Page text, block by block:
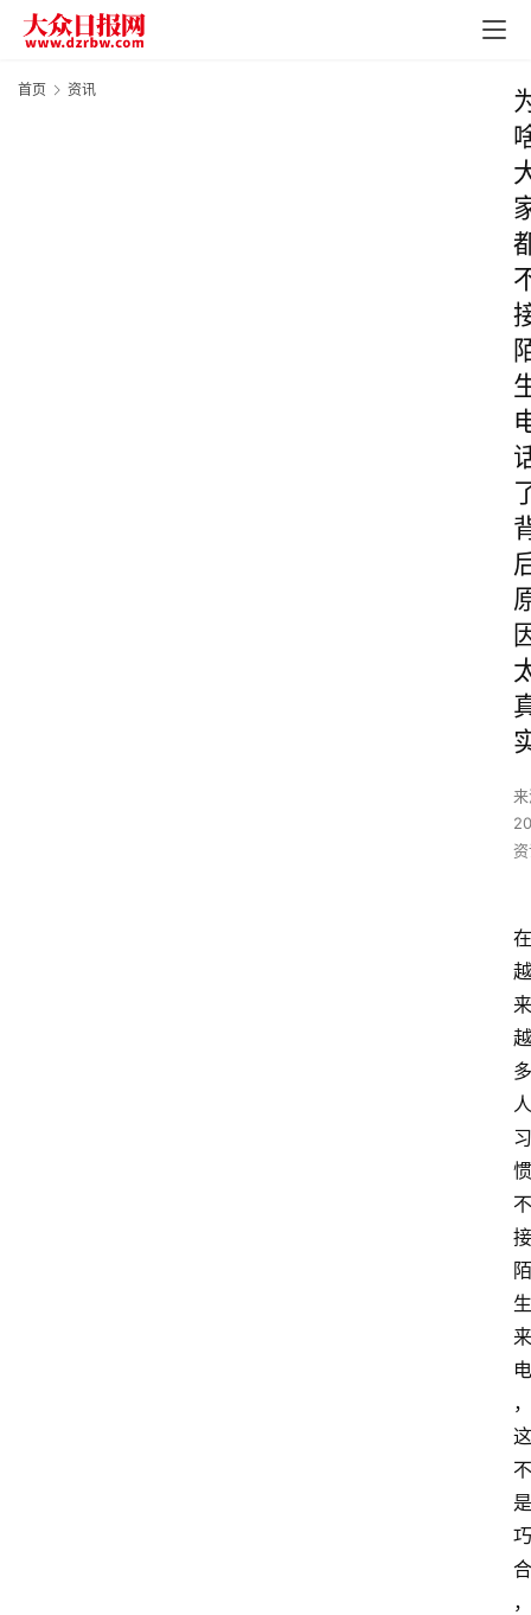
首页 资讯
在
越
来
越
多
人
习
惯
不
接
陌
生
来
电
，
这
不
是
巧
合
，